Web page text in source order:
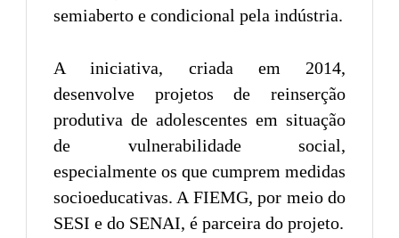
semiaberto e condicional pela indústria.
A iniciativa, criada em 2014,
desenvolve projetos de reinserção
produtiva de adolescentes em situação
de vulnerabilidade social,
especialmente os que cumprem medidas
socioeducativas. A FIEMG, por meio do
SESI e do SENAI, é parceira do projeto.